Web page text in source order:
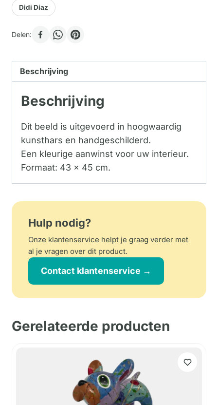
Didi Diaz
Delen:
Beschrijving
Beschrijving
Dit beeld is uitgevoerd in hoogwaardig
kunsthars en handgeschilderd.
Een kleurige aanwinst voor uw interieur.
Formaat: 43 x 45 cm.
Hulp nodig?
Onze klantenservice helpt je graag verder met
al je vragen over dit product.
Contact klantenservice →
Gerelateerde producten